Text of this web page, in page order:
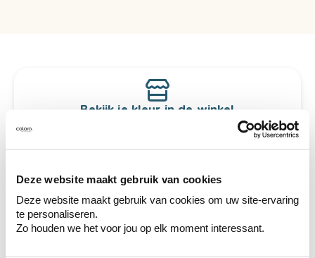
Deze website maakt gebruik van cookies
Deze website maakt gebruik van cookies om uw site-ervaring
te personaliseren.
Zo houden we het voor jou op elk moment interessant.
Bekijk je kleur in de winkel
Ontdek er kleurechte stalen van je
te verfijnen.
Krijg persoonlijk advies om kleuren te
combineren.